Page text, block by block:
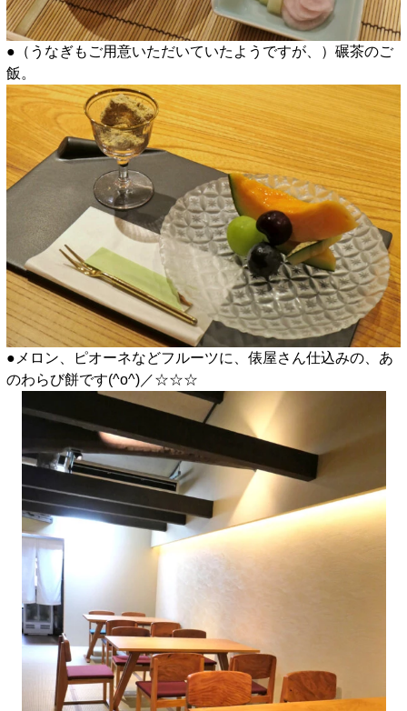
●（うなぎもご用意いただいていたようですが、）碾茶のご
飯。
●メロン、ピオーネなどフルーツに、俵屋さん仕込みの、あ
のわらび餅です(^o^)／☆☆☆